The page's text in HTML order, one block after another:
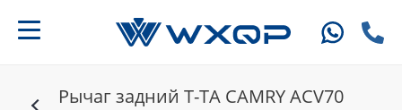
Рычаг задний T-TA CAMRY ACV70